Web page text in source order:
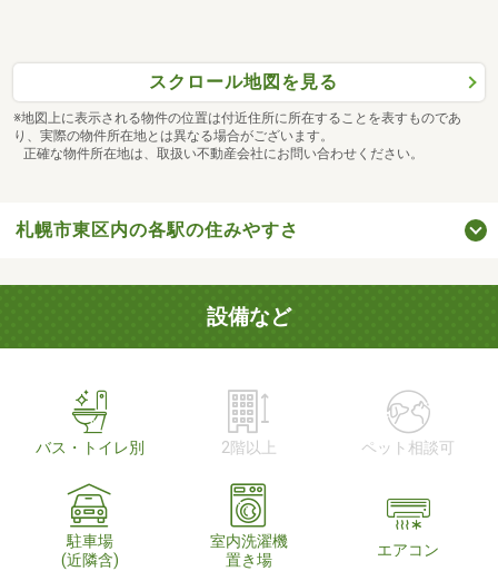
スクロール地図を見る
※地図上に表示される物件の位置は付近住所に所在することを表すものであ
り、実際の物件所在地とは異なる場合がございます。
正確な物件所在地は、取扱い不動産会社にお問い合わせください。
札幌市東区内の各駅の住みやすさ
設備など
バス・トイレ別 2階以上 ペット相談可
駐車場
(近隣含)
室内洗濯機
置き場
エアコン